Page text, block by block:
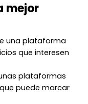
mejor
una plataforma
que interesen
plataformas
puede marcar